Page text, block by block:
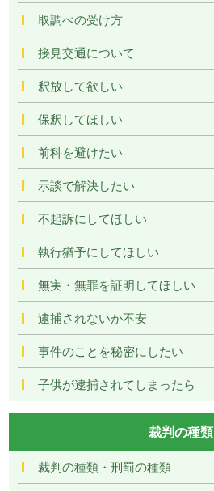
取調べの受け方
接見交通について
釈放して欲しい
保釈してほしい
前科を避けたい
示談で解決したい
不起訴にしてほしい
執行猶予にしてほしい
無実・無罪を証明してほしい
逮捕されないか不安
事件のことを秘密にしたい
子供が逮捕されてしまったら
裁判の種類
裁判の種類・刑罰の種類